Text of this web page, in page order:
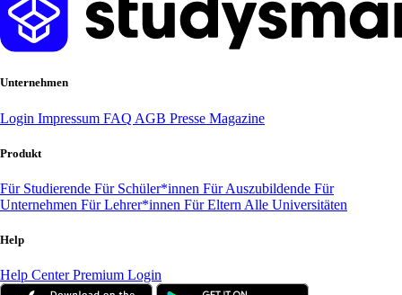
Unternehmen
Login Impressum FAQ AGB Presse Magazine
Produkt
Für Studierende Für Schüler*innen Für Auszubildende Für
Unternehmen Für Lehrer*innen Für Eltern Alle Universitäten
Help
Help CenterPremium Login